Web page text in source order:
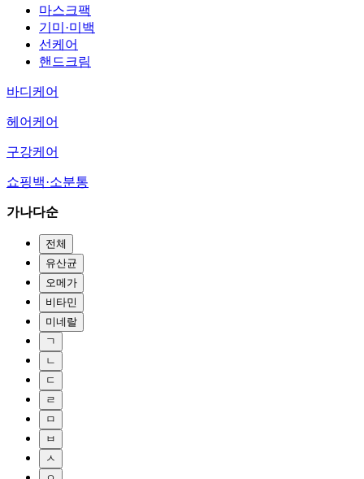
마스크팩
기미·미백
선케어
핸드크림
바디케어
헤어케어
구강케어
쇼핑백·소분통
가나다순
전체
유산균
오메가
비타민
미네랄
ㄱ
ㄴ
ㄷ
ㄹ
ㅁ
ㅂ
ㅅ